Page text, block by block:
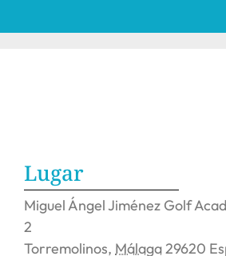
Lugar
Miguel Ángel Jiménez Golf
2
Torremolinos, Málaga29620